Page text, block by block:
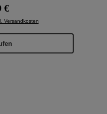
Preis:
€
Versandkosten